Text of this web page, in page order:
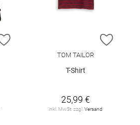
ZUR WUNSCHLISTE HINZUFÜGEN
ZUR
TOM TAILOR
T-Shirt
25,99 €
inkl. MwSt. zzgl. Versand